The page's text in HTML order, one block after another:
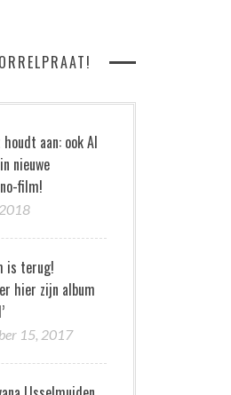
aan: ook Al
nieuwe
film!
is terug!
hier zijn album
15, 2017